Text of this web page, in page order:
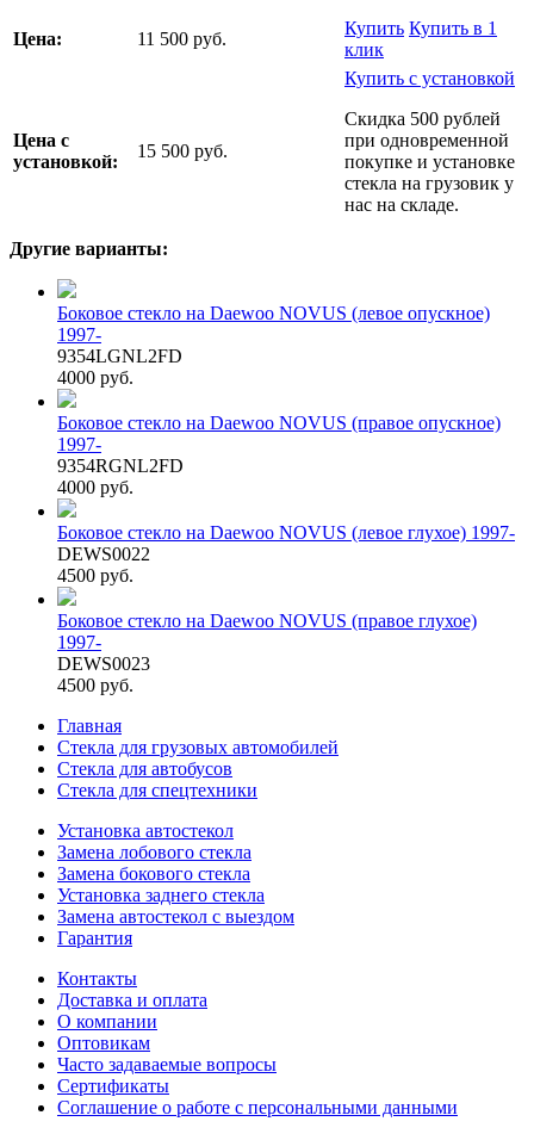
Цена: 11 500 руб.
Купить Купить в 1
клик
Цена с
установкой:
15 500 руб.
Купить с установкой
Скидка 500 рублей
при одновременной
покупке и установке
стекла на грузовик у
нас на складе.
Другие варианты:
Боковое стекло на Daewoo NOVUS (левое опускное)
1997-
9354LGNL2FD
4000 руб.
Боковое стекло на Daewoo NOVUS (правое опускное)
1997-
9354RGNL2FD
4000 руб.
Боковое стекло на Daewoo NOVUS (левое глухое) 1997-
DEWS0022
4500 руб.
Боковое стекло на Daewoo NOVUS (правое глухое)
1997-
DEWS0023
4500 руб.
Главная
Стекла для грузовых автомобилей
Стекла для автобусов
Стекла для спецтехники
Установка автостекол
Замена лобового стекла
Замена бокового стекла
Установка заднего стекла
Замена автостекол с выездом
Гарантия
Контакты
Доставка и оплата
О компании
Оптовикам
Часто задаваемые вопросы
Сертификаты
Соглашение о работе с персональными данными